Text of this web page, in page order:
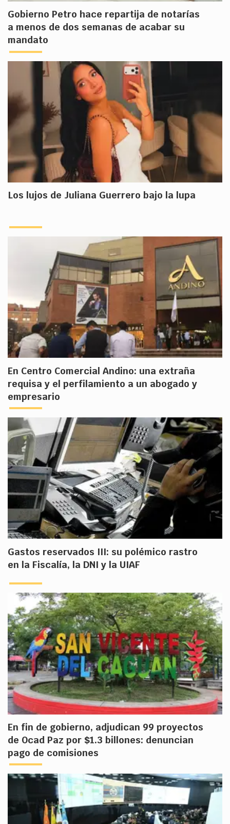
Gobierno Petro hace repartija de notarías
a menos de dos semanas de acabar su
mandato
Los lujos de Juliana Guerrero bajo la lupa
En Centro Comercial Andino: una extraña
requisa y el perfilamiento a un abogado y
empresario
Gastos reservados III: su polémico rastro
en la Fiscalía, la DNI y la UIAF
En fin de gobierno, adjudican 99 proyectos
de Ocad Paz por $1.3 billones: denuncian
pago de comisiones